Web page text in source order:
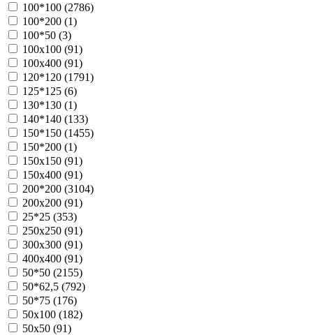
100*100 (2786)
100*200 (1)
100*50 (3)
100х100 (91)
100х400 (91)
120*120 (1791)
125*125 (6)
130*130 (1)
140*140 (133)
150*150 (1455)
150*200 (1)
150х150 (91)
150х400 (91)
200*200 (3104)
200х200 (91)
25*25 (353)
250х250 (91)
300х300 (91)
400х400 (91)
50*50 (2155)
50*62,5 (792)
50*75 (176)
50х100 (182)
50х50 (91)